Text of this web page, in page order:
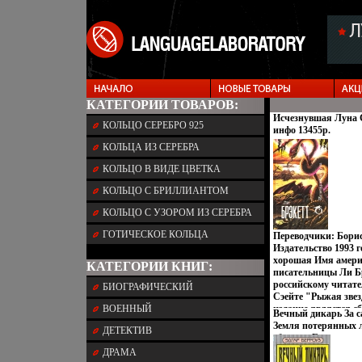
КАТЕГОРИИ ТОВАРОВ:
КОЛЬЦО СЕРЕБРО 925
КОЛЬЦА ИЗ СЕРЕБРА
КОЛЬЦО В ВИДЕ ЦВЕТКА
КОЛЬЦО С БРИЛЛИАНТОМ
КОЛЬЦО С УЗОРОМ ИЗ СЕРЕБРА
ГОТИЧЕСКОЕ КОЛЬЦА
КАТЕГОРИИ КНИГ:
БИОГРАФИЧЕСКИЙ
ВОЕННЫЙ
ДЕТЕКТИВ
ДРАМА
Исчезнувшая Луна
инфо 13455p.
Переводчики:
Издательство 1993
хорошая Имя
писательницы Ли
российскому
Сэейте "Рыжая
издание является
повестей Ли
печатались в свое
американском
"Плэнет Сториз"
Вечный дикарь За
Земля потерянных
сборник
Сохранность: